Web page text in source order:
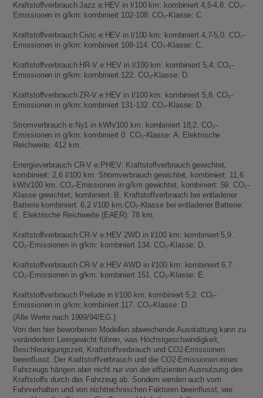
Kraftstoffverbrauch Jazz e:HEV in l/100 km: kombiniert 4,5-4,8. CO₂-
Emissionen in g/km: kombiniert 102-108. CO₂-Klasse: C.
Kraftstoffverbrauch Civic e:HEV in l/100 km: kombiniert 4,7-5,0. CO₂-
Emissionen in g/km: kombiniert 108-114. CO₂-Klasse: C.
Kraftstoffverbrauch HR-V e:HEV in l/100 km: kombiniert 5,4. CO₂-
Emissionen in g/km: kombiniert 122. CO₂-Klasse: D.
Kraftstoffverbrauch ZR-V e:HEV in l/100 km: kombiniert 5,8. CO₂-
Emissionen in g/km: kombiniert 131-132. CO₂-Klasse: D.
Stromverbrauch e:Ny1 in kWh/100 km: kombiniert 18,2. CO₂-
Emissionen in g/km: kombiniert 0. CO₂-Klasse: A. Elektrische
Reichweite: 412 km.
Energieverbrauch CR-V e:PHEV: Kraftstoffverbrauch gewichtet,
kombiniert: 2,6 l/100 km. Stromverbrauch gewichtet, kombiniert: 11,6
kWh/100 km. CO₂-Emissionen in g/km gewichtet, kombiniert: 59. CO₂-
Klasse gewichtet, kombiniert: B. Kraftstoffverbrauch bei entladener
Batterie kombiniert: 6,2 l/100 km.CO₂-Klasse bei entladener Batterie:
E. Elektrische Reichweite (EAER): 78 km.
Kraftstoffverbrauch CR-V e:HEV 2WD in l/100 km: kombiniert 5,9.
CO₂-Emissionen in g/km: kombiniert 134. CO₂-Klasse: D.
Kraftstoffverbrauch CR-V e:HEV AWD in l/100 km: kombiniert 6,7.
CO₂-Emissionen in g/km: kombiniert 151. CO₂-Klasse: E.
Kraftstoffverbrauch Prelude in l/100 km: kombiniert 5,2. CO₂-
Emissionen in g/km: kombiniert 117. CO₂-Klasse: D.
(Alle Werte nach 1999/94/EG.)
Von den hier beworbenen Modellen abweichende Ausstattung kann zu
verändertem Leergewicht führen, was Höchstgeschwindigkeit,
Beschleunigungszeit, Kraftstoffverbrauch und CO2-Emissionen
beeinflusst. Der Kraftstoffverbrauch und die CO2-Emissionen eines
Fahrzeugs hängen aber nicht nur von der effizienten Ausnutzung des
Kraftstoffs durch das Fahrzeug ab. Sondern werden auch vom
Fahrverhalten und von nichttechnischen Faktoren beeinflusst, wie